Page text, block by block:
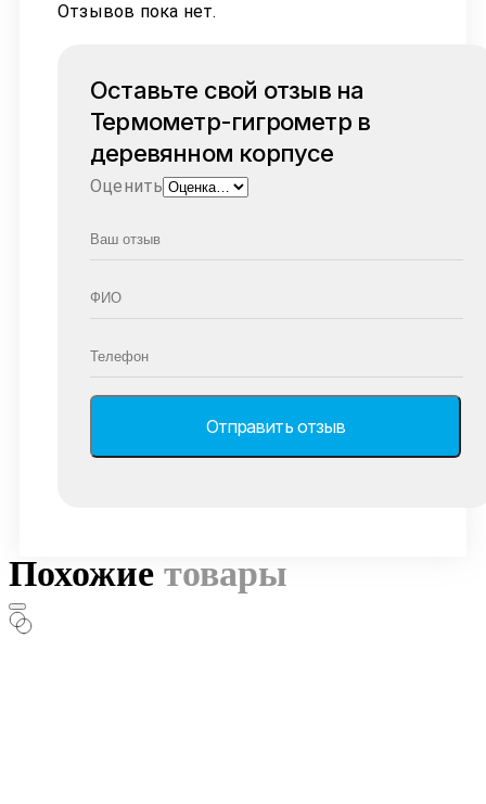
Отзывов пока нет.
Оставьте свой отзыв на
Термометр-гигрометр в
деревянном корпусе
Оценить
Похожие товары